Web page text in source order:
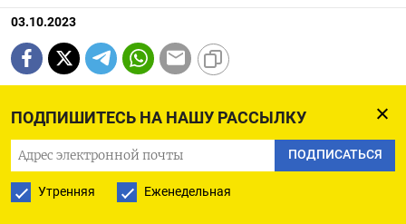
ПОДПИШИТЕСЬ НА НАШУ РАССЫЛКУ
ПОДПИСАТЬСЯ
Утренняя Еженедельная
03.10.2023
МОСКВА, 2 окт (Рейтер) - Правительство в конце
прошлой недели внесло в Госдуму проект
федерального бюджета РФ на 2024 год, который
некоторые аналитики окрестили более